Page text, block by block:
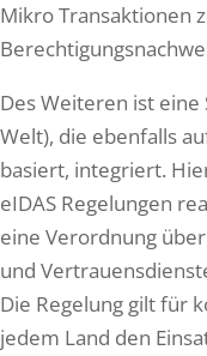
Mikro Transaktionen
Des Weiteren ist eine
Welt), die ebenfalls
basiert, integriert.
eIDAS Regelungen
eine Verordnung
und
Die Regelung gilt für
jedem Land den